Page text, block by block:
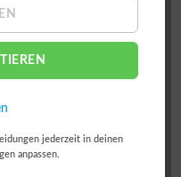
jederzeit in deinen
anpassen.
ausverkauft!